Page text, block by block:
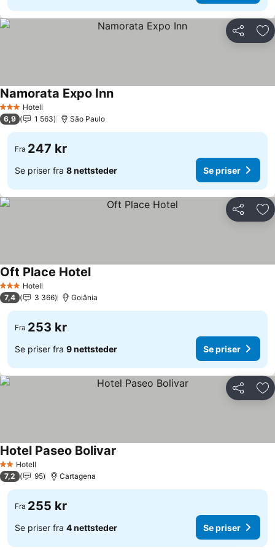
Del
3 StjernerHotell
Namorata Expo InnSe priser
6,9 1 563 São Paulo
Fra 247 kr
Se priser fra 8 nettsteder Se priser
Del
3 StjernerHotell
Oft Place HotelSe priser
7,4 3 366 Goiânia
Fra 253 kr
Se priser fra 9 nettsteder Se priser
Del
2 Stjerner
Hotell
Hotel Paseo Bolivar
7,2 95 Cartagena
Fra 255 kr
Se priser fra 4 nettsteder Se priser